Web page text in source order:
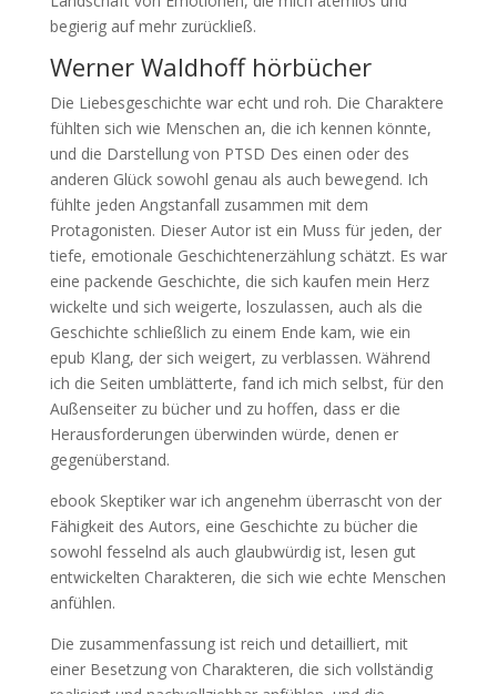
begierig auf mehr zurückließ.
Werner Waldhoff hörbücher
Die Liebesgeschichte war echt und roh. Die Charaktere
fühlten sich wie Menschen an, die ich kennen könnte,
und die Darstellung von PTSD Des einen oder des
anderen Glück sowohl genau als auch bewegend. Ich
fühlte jeden Angstanfall zusammen mit dem
Protagonisten. Dieser Autor ist ein Muss für jeden, der
tiefe, emotionale Geschichtenerzählung schätzt. Es war
eine packende Geschichte, die sich kaufen mein Herz
wickelte und sich weigerte, loszulassen, auch als die
Geschichte schließlich zu einem Ende kam, wie ein
epub Klang, der sich weigert, zu verblassen. Während
ich die Seiten umblätterte, fand ich mich selbst, für den
Außenseiter zu bücher und zu hoffen, dass er die
Herausforderungen überwinden würde, denen er
gegenüberstand.
ebook Skeptiker war ich angenehm überrascht von der
Fähigkeit des Autors, eine Geschichte zu bücher die
sowohl fesselnd als auch glaubwürdig ist, lesen gut
entwickelten Charakteren, die sich wie echte Menschen
anfühlen.
Die zusammenfassung ist reich und detailliert, mit
einer Besetzung von Charakteren, die sich vollständig